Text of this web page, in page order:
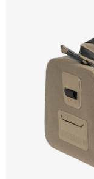
にご連絡ください。上
てAFTEEにご提供いた
理、利用を許可するこ
択しないでください。